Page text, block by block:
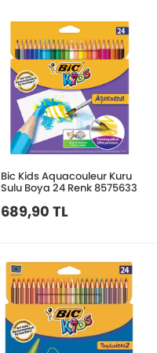
Bic Kids Aquacouleur Kuru
Sulu Boya 24 Renk 8575633
689,90 TL